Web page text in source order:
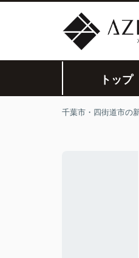
トップ
千葉市・四街道市の